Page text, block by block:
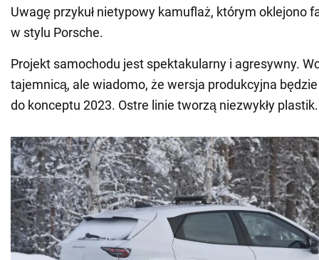
Uwagę przykuł nietypowy kamuflaż, którym oklejono
w stylu Porsche.
Projekt samochodu jest spektakularny i agresywny.
tajemnicą, ale wiadomo, że wersja produkcyjna
do konceptu 2023. Ostre linie tworzą niezwykły plastik.